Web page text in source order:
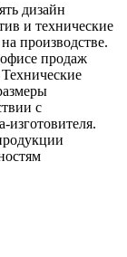
дизайн
и технические
производстве.
продаж
с
изготовителя.